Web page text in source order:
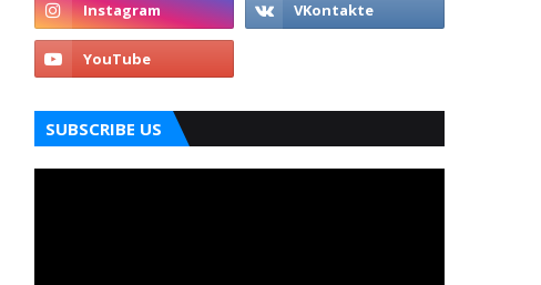
SUBSCRIBE US